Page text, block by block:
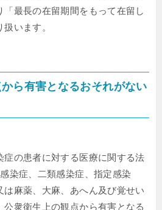
「最長の在留期間をもって在留し
います。
ら有害となるおそれがない
症の患者に対する医療に関する法
染症、二類感染症、指定感染
麻薬、大麻、あへん及び覚せい
衆衛生上の観点から有害となる